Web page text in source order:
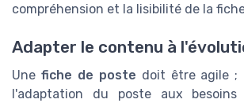
compréhension et la lisibilité de la
Adapter le contenu à
Une fiche de poste doit être agile ;
l'adaptation du poste aux